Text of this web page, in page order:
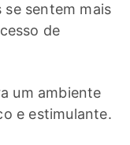
se sentem mais
de
um ambiente
e estimulante.